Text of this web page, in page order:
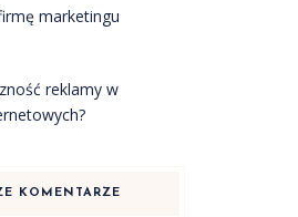
marketingu
reklamy w
KOMENTARZE